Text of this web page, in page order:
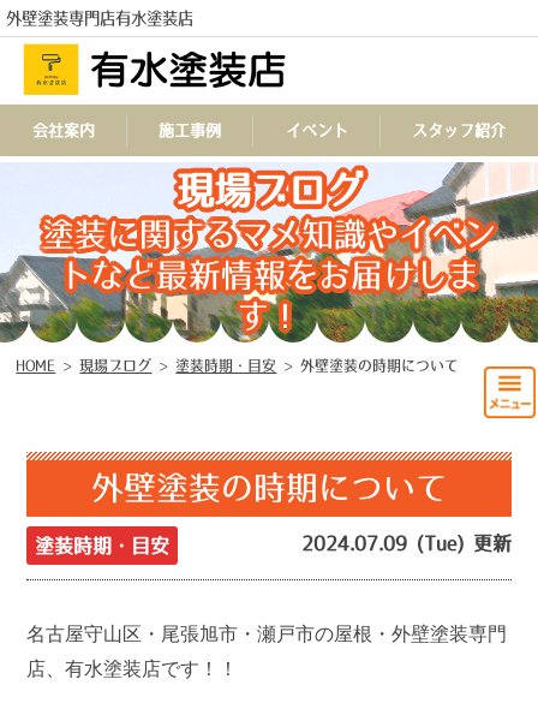
外壁塗装専門店有水塗装店
会社案内 施工事例 イベント スタッフ紹介
現場ブログ
塗装に関するマメ知識やイベン
トなど最新情報をお届けしま
す！
HOME >現場ブログ > 塗装時期・目安 >外壁塗装の時期について
外壁塗装の時期について
塗装時期・目安 2024.07.09 (Tue) 更新
名古屋守山区・尾張旭市・瀬戸市の屋根・外壁塗装専門
店、有水塗装店です！！